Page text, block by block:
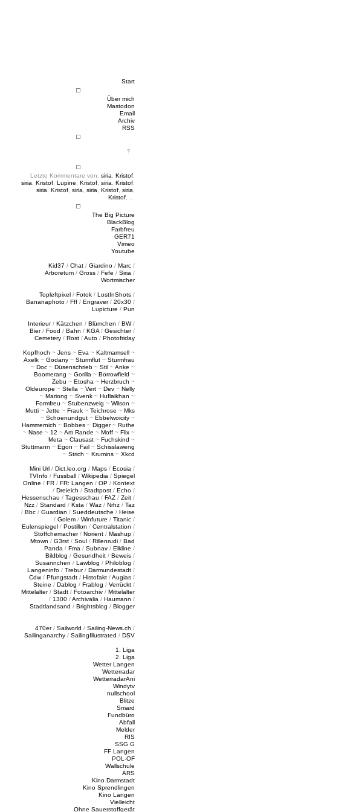
Start
Über mich
Mastodon
Email
Archiv
RSS
Letzte Kommentare von: siria Kristof
siria
Kristof Lupine Kristof siria Kristof
siria
Kristof siria siria Kristof siria
Kristof
The Big Picture
BlackBlog
Farbfreu
GER71
Vimeo
Youtube
Kid37 / Chat / Giardino / Marc /
Arboretum / Gross / Fefe / Siria /
Wortmischer
Topleftpixel / Fotok / LostInShots /
Bananaphoto / Fff / Engraver/ 20x30 /
Lupicture / Pun
Interieur/ Kätzchen / Blümchen / BW/
Bier/ Food / Bahn / KGA / Gesichter/
Cemetery / Rost /Auto / Photofriday
Kopfhoch ~ Jens ~ Eva ~ Kaltmamsell ~
Axelk ~ Godany ~ Sturmflut ~ Sturmfrau
~ Doc ~ Düsenschrieb ~ Stil ~Anke ~
Boomerang ~ Gorilla ~ Borrowfield ~
Zebu ~ Etosha ~ Herzbruch ~
Oldeurope ~ Stella ~ Vert ~ Dev ~ Nelly
~ Mariong ~ Svenk ~ Huflaikhan ~
Formfreu ~ Stubenzweig ~ Wilson ~
Mutti ~ Jette ~ Frauk ~ Teichrose ~ Mks
~ Schoenundgut ~ Ebbelwoicity ~
Hammernich ~ Bobbes ~ Digger~ Ruthe
~ Nase ~ 12 ~Am Rande ~ Moff ~ Flix ~
Meta ~ Clausast ~ Fuchskind ~
Stuttmann ~ Egon ~ Fail ~ Schisslaweng
~ Strich ~ Krumins ~ Xkcd
Mini Url / Dict.leo.org / Maps / Ecosia /
TVInfo / Fussball / Wikipedia / Spiegel
Online / FR / FR: Langen / OP / Kontext
/ Dreieich / Stadtpost / Echo /
Hessenschau / Tagesschau / FAZ / Zeit /
Nzz / Standard / Ksta / Waz / Nrhz / Taz
/ Bbc / Guardian / Sueddeutsche / Heise
/ Golem / Winfuture / Titanic /
Eulenspiegel / Postillon / Centralstation /
Stöffchemacher/ Norient / Mashup /
Mtown / G3rst / Soul / Rillenrudi / Bad
Panda / Fma / Subnav / Elkline /
Bildblog / Gesundheit / Beweis /
Susannchen / Lawblog / Philoblog /
Langeninfo / Trebur/ Darmundestadt /
Cdw/ Pfungstadt / Histofakt /Augias /
Steine / Dablog / Frablog / Verrückt /
Mittelalter/ Stadt / Fotoarchiv / Mittelalter
/ 1300 /Archivalia / Haumann /
Stadtlandsand / Brightsblog / Blogger
470er/ Sailworld / Sailing-News.ch /
Sailinganarchy / SailingIllustrated / DSV
1. Liga
2. Liga
Wetter Langen
Wetterradar
WetterradarAni
Windytv
nullschool
Blitze
Smard
Fundbüro
Abfall
Melder
RIS
SSG G
FF Langen
POL-OF
Wallschule
ARS
Kino Darmstadt
Kino Sprendlingen
Kino Langen
Vielleicht
Ohne Sauerstoffgerät